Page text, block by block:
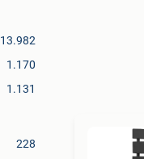
13.982
1.170
1.131
228